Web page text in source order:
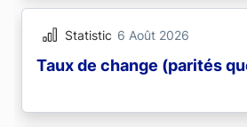
Statistic 6 Août 2026
Taux de change (parités